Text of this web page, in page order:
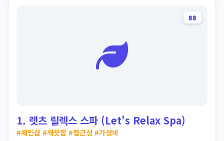
렛츠 릴렉스 스파 (Let's Relax Spa)
฿฿
1. 렛츠 릴렉스 스파 (Let's Relax Spa)
#체인샵 #깨끗함 #접근성 #가성비